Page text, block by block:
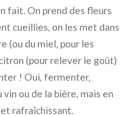
fait. On prend des fleurs
cueillies, on les met dans
(ou du miel, pour les
(pour relever le goût)
! Oui, fermenter,
ou de la bière, mais en
rafraîchissant.